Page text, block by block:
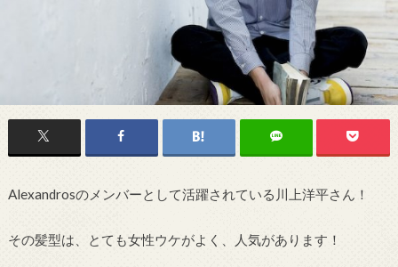
Alexandrosのメンバーとして活躍されている川上洋平さん！
その髪型は、とても女性ウケがよく、人気があります！